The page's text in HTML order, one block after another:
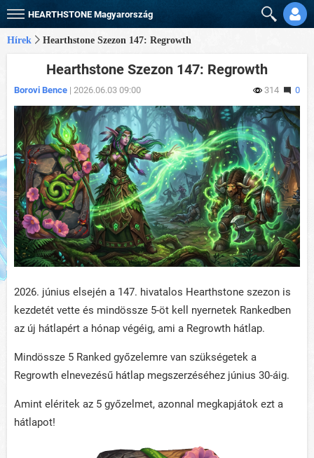
HEARTHSTONE Magyarország
Hírek Hearthstone Szezon 147: Regrowth
Hearthstone Szezon 147: Regrowth
Borovi Bence | 2026.06.03 09:00 314 0
2026. június elsején a 147. hivatalos Hearthstone szezon is
kezdetét vette és mindössze 5-öt kell nyernetek Rankedben
az új hátlapért a hónap végéig, ami a Regrowth hátlap.
Mindössze 5 Ranked győzelemre van szükségetek a
Regrowth elnevezésű hátlap megszerzéséhez június 30-áig.
Amint eléritek az 5 győzelmet, azonnal megkapjátok ezt a
hátlapot!